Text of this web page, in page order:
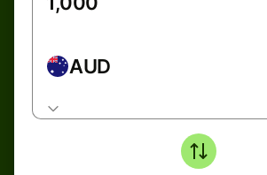
AUD